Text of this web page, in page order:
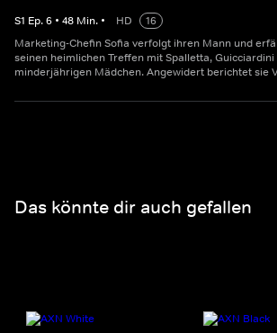
S1 Ep.6 • 48 Min. • HD
16
Marketing-Chefin Sofia verfolgt ihren Mann und
seinen heimlichen Treffen mit Spalletta, Guicciardini
minderjährigen Mädchen. Angewidert berichtet sie
Das könnte dir auch gefallen